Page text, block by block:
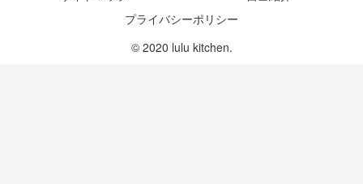
プライバシーポリシー
© 2020 lulu kitchen.